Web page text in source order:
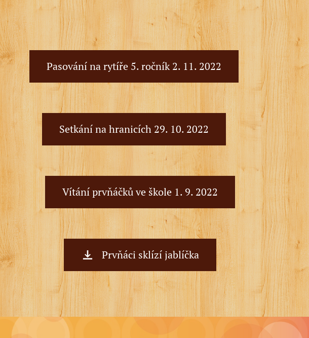
Pasování na rytíře 5. ročník 2. 11. 2022
Setkání na hranicích 29. 10. 2022
Vítání prvňáčků ve škole 1. 9. 2022
Prvňáci sklízí jablíčka